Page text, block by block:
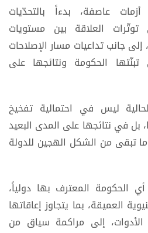
عاصفة، بدءاً بالتحدّيات
توتّرات العلاقة بين مستويات
جانب تداعيات مسار الإصلاحات
الحكومة ونتائجها على
ليس في احتمالية تفخيخ
بل في نتائجها على المدى البعيد
تبقى من الشكل الهجين للدولة
الحكومة المعترف بها دولياً،
العميقة، بما يتجاوز إعاقاتها
الأدوات، إلى مراكمة سياق من